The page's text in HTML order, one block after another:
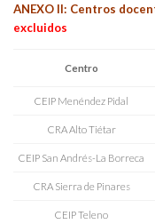
ANEXO II: Centros
excluidos
Centro
CEIP Menéndez Pidal
CRA Alto Tiétar
CEIP San Andrés-La Borreca
CRA Sierra de Pinares
CEIP Teleno